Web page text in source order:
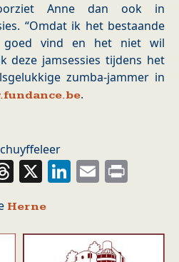
Anne dan ook in
“Omdat ik het bestaande
goed vind en het niet wil
deze jamsessies tijdens het
zumba-jammer in
.
Threads
X LinkedIn
Email
Herne